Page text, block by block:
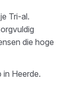
Tri-al.
die hoge
in Heerde.